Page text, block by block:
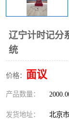
辽宁计时记分
统
价格： 面议
产品数量：
发货地址： 北京